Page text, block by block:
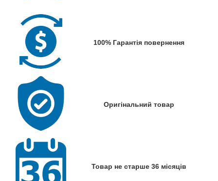
100% Гарантія повернення
Оригінальний товар
Товар не старше 36 місяців